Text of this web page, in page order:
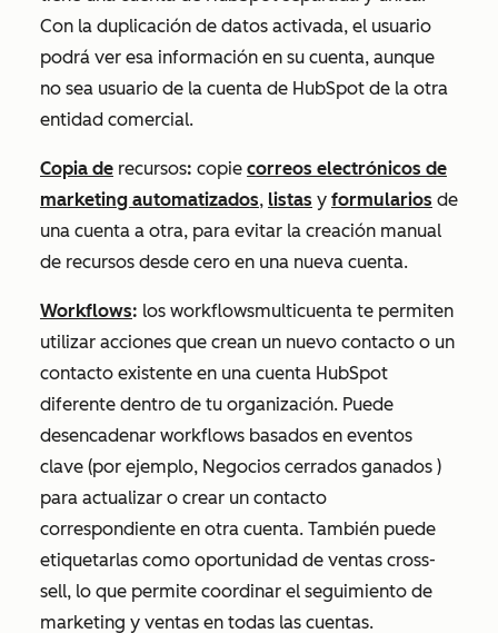
Con la duplicación de datos activada, el usuario
podrá ver esa información en su cuenta, aunque
no sea usuario de la cuenta de HubSpot de la otra
entidad comercial.
Copia de recursos: copie correos electrónicos de
marketing automatizados, listas y formularios de
una cuenta a otra, para evitar la creación manual
de recursos desde cero en una nueva cuenta.
Workflows: los workflowsmulticuenta te permiten
utilizar acciones que crean un nuevo contacto o un
contacto existente en una cuenta HubSpot
diferente dentro de tu organización. Puede
desencadenar workflows basados en eventos
clave (por ejemplo, Negocios cerrados ganados )
para actualizar o crear un contacto
correspondiente en otra cuenta. También puede
etiquetarlas como oportunidad de ventas cross-
sell, lo que permite coordinar el seguimiento de
marketing y ventas en todas las cuentas.